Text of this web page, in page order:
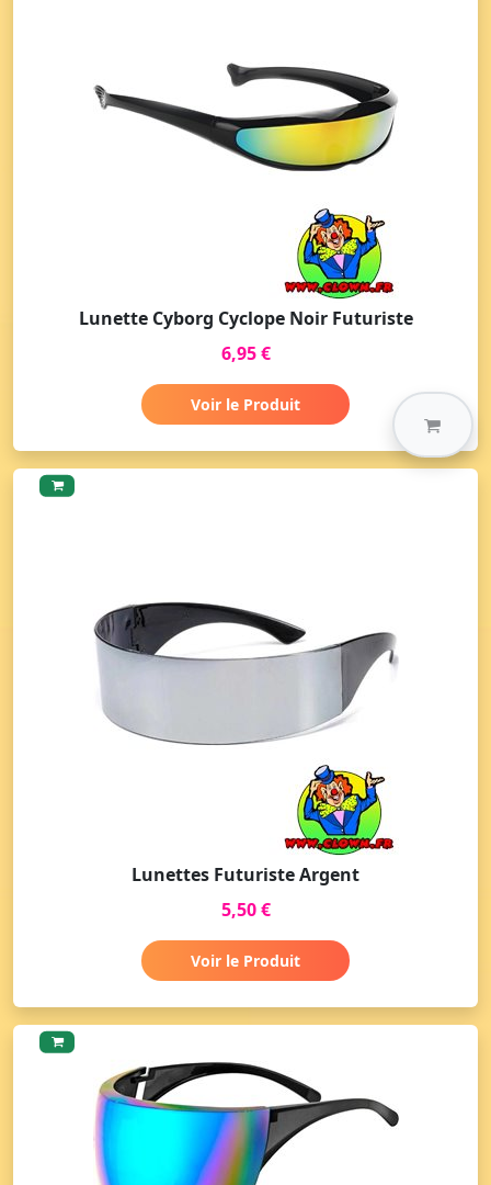
Lunette Cyborg Cyclope Noir Futuriste
6,95 €
Voir le Produit
Lunettes Futuriste Argent
5,50 €
Voir le Produit